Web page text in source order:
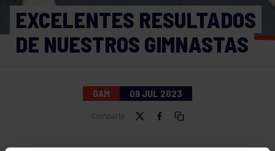
EXCELENTES RESULTADOS
DE NUESTROS GIMNASTAS
GAM 09 JUL 2023
Comparte